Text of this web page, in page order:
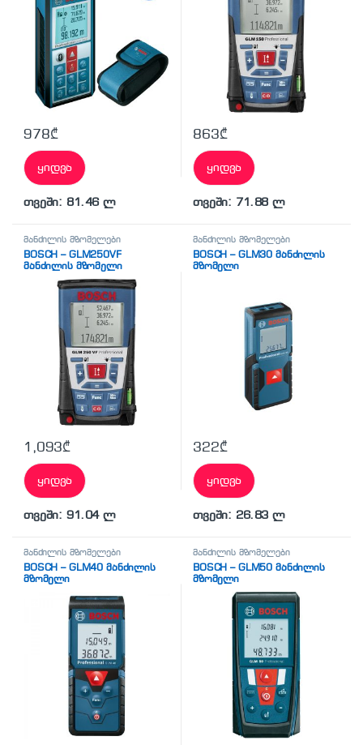
978₾
ყიდვა
თვეში: 81.46 ლ
863₾
ყიდვა
თვეში: 71.88 ლ
მანძილის მზომელები
BOSCH – GLM250VF
მანძილის მზომელი
(პროფესიონალური)
1,093₾
ყიდვა
თვეში: 91.04 ლ
მანძილის მზომელები
BOSCH – GLM30 მანძილის
მზომელი
322₾
ყიდვა
თვეში: 26.83 ლ
მანძილის მზომელები
BOSCH – GLM40 მანძილის
მზომელი
მანძილის მზომელები
BOSCH – GLM50 მანძილის
მზომელი
(პროფესიონალური)